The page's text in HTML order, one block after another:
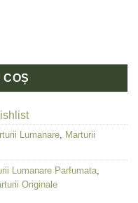
Bubble mica cu
Lumanare, Marturii
Lumanare Parfumata,
Originale